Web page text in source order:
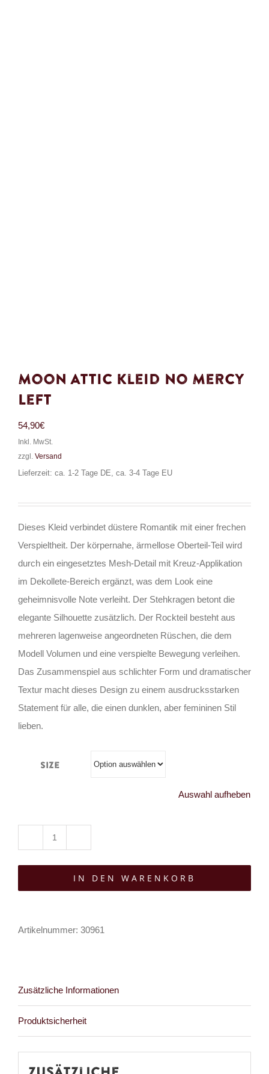
Moon Attic Kleid No Mercy
Left
54,90€
Inkl. MwSt.
zzgl. Versand
Lieferzeit: ca. 1-2 Tage DE, ca. 3-4 Tage EU
Dieses Kleid verbindet düstere Romantik mit einer frechen
Verspieltheit. Der körpernahe, ärmellose Oberteil-Teil wird
durch ein eingesetztes Mesh-Detail mit Kreuz-Applikation
im Dekollete-Bereich ergänzt, was dem Look eine
geheimnisvolle Note verleiht. Der Stehkragen betont die
elegante Silhouette zusätzlich. Der Rockteil besteht aus
mehreren lagenweise angeordneten Rüschen, die dem
Modell Volumen und eine verspielte Bewegung verleihen.
Das Zusammenspiel aus schlichter Form und dramatischer
Textur macht dieses Design zu einem ausdrucksstarken
Statement für alle, die einen dunklen, aber femininen Stil
lieben.
Size
Auswahl aufheben
Attic
Left
IN DEN WARENKORB
Artikelnummer: 30961
Zusätzliche Informationen
Produktsicherheit